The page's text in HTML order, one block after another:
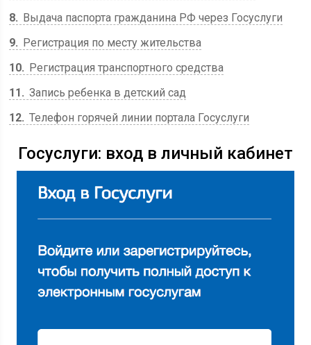
8
Выдача паспорта гражданина РФ через Госуслуги
9
Регистрация по месту жительства
10
Регистрация транспортного средства
11
Запись ребенка в детский сад
12 Телефон горячей линии портала Госуслуги
Госуслуги: вход в личный кабинет